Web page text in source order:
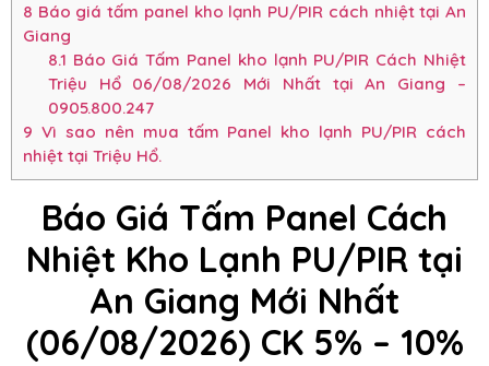
8 Báo giá tấm panel kho lạnh PU/PIR cách nhiệt tại An
Giang
8.1 Báo Giá Tấm Panel kho lạnh PU/PIR Cách Nhiệt
Triệu Hổ 06/08/2026 Mới Nhất tại An Giang –
0905.800.247
9 Vì sao nên mua tấm Panel kho lạnh PU/PIR cách
nhiệt tại Triệu Hổ.
Báo Giá Tấm Panel Cách
Nhiệt Kho Lạnh PU/PIR tại
An Giang Mới Nhất
(06/08/2026) CK 5% – 10%